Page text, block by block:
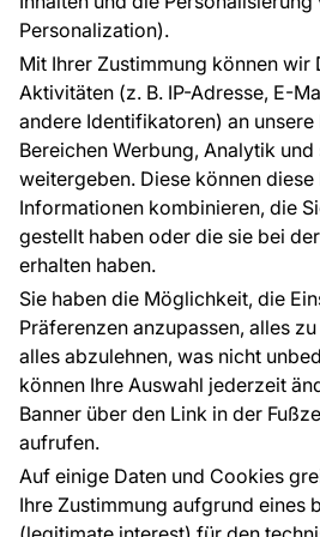
Personalization).
Mit Ihrer Zustimmung können wir
Aktivitäten (z. B. IP-Adresse, E-
andere Identifikatoren) an unsere
Bereichen Werbung, Analytik
weitergeben. Diese können
Informationen kombinieren, die
gestellt haben oder die sie bei
erhalten haben.
Sie haben die Möglichkeit, die
Präferenzen anzupassen, alles
alles abzulehnen, was nicht
können Ihre Auswahl jederzeit
Banner über den Link in der
aufrufen.
Auf einige Daten und Cookies
Ihre Zustimmung aufgrund eines
Blog
EU-Projekte
Ratschläge und Tipps
FAQ
Kontakt
Haben Sie Fragen? Wir helfen Ihnen
und beraten Sie persönlich.
+49 781 95633072
Zahlungsarten:
Die Zahlungen werden geleistet von: